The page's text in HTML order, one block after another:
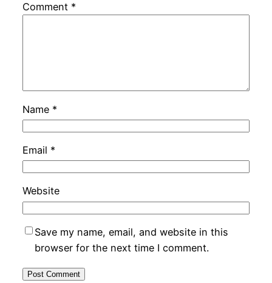
Comment *
Name *
Email *
Website
Save my name, email, and website in this
browser for the next time I comment.